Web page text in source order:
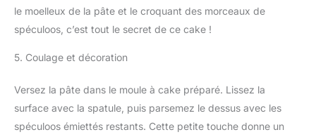
le moelleux de la pâte et le croquant des morceaux de
spéculoos, c’est tout le secret de ce cake !
5. Coulage et décoration
Versez la pâte dans le moule à cake préparé. Lissez la
surface avec la spatule, puis parsemez le dessus avec les
spéculoos émiettés restants. Cette petite touche donne un